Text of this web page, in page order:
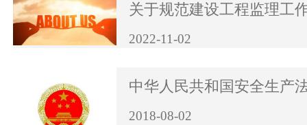
关于规范建设工程监理工
2022-11-02
中华人民共和国安全生产
2018-08-02